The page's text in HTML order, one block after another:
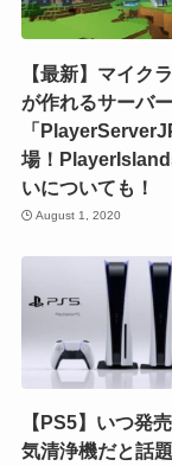
【最新】マイク
が作れるサーバー
「
場！
いについても！
August 1, 2020
【PS5】いつ発
気清浄機だと話